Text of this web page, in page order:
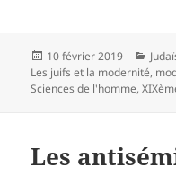
Publié
le
10 février 2019
Les juifs et la modernité,
Sciences de l'homme,
Les